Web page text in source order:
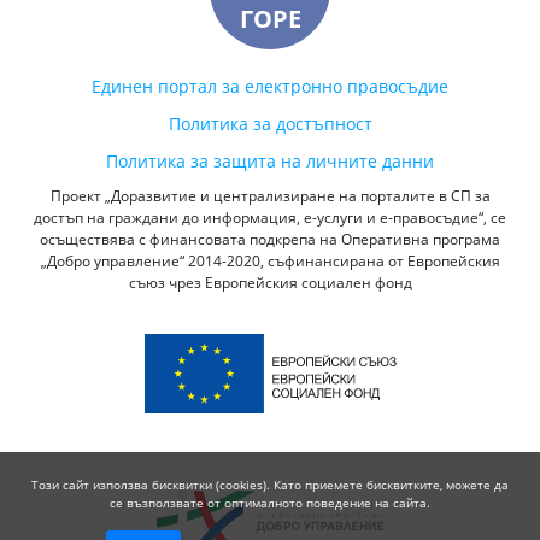
ГОРЕ
Единен портал за електронно правосъдие
Политика за достъпност
Политика за защита на личните данни
Проект „Доразвитие и централизиране на порталите в СП за
достъп на граждани до информация, е-услуги и е-правосъдие“, се
осъществява с финансовата подкрепа на Оперативна програма
„Добро управление“ 2014-2020, съфинансирана от Европейския
съюз чрез Европейския социален фонд
Този сайт използва бисквитки (cookies). Като приемете бисквитките, можете да
се възползвате от оптималното поведение на сайта.